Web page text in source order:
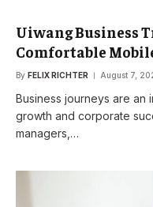
Uiwang Business
Comfortable
By FELIX RICHTER August 7,
Business journeys are an
growth and corporate
managers,…